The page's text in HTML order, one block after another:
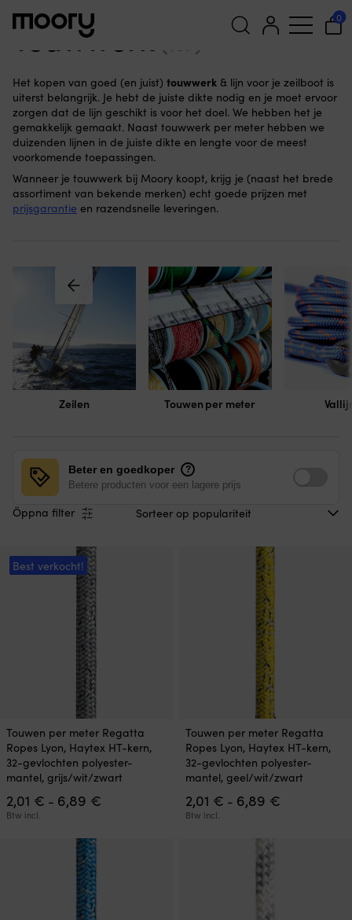
naar:
0
Touwwerk
Het kopen van goed (en juist) touwwerk & lijn voor je zeilboot is
uiterst belangrijk. Je hebt de juiste dikte nodig en je moet ervoor
zorgen dat de lijn geschikt is voor het doel. We hebben het je
gemakkelijk gemaakt. Naast touwwerk per meter hebben we
duizenden lijnen in de juiste dikte en lengte voor de meest
voorkomende toepassingen.
Wanneer je touwwerk bij Moory koopt, krijg je (naast het brede
assortiment van bekende merken) echt goede prijzen met
prijsgarantie en razendsnelle leveringen.
Zeilen Touwen per meter
Öppna filter
Beter en goedkoper ?
Betere producten voor een lagere prijs
Best verkocht!
Dit
product
heeft
meerdere
variaties.
Deze
optie
productpagina
Touwen per meter Regatta
Ropes Lyon, Haytex HT-kern,
32-gevlochten polyester-
mantel, grijs/wit/zwart
2,01 € - 6,89 €
Btw incl.
Dit
product
heeft
meerdere
variaties.
Deze
optie
Touwen per meter Regatta
Ropes Lyon, Haytex HT-kern,
32-gevlochten polyester-
mantel, geel/wit/zwart
2,01 € - 6,89 €Prijsklasse:
Btw incl.